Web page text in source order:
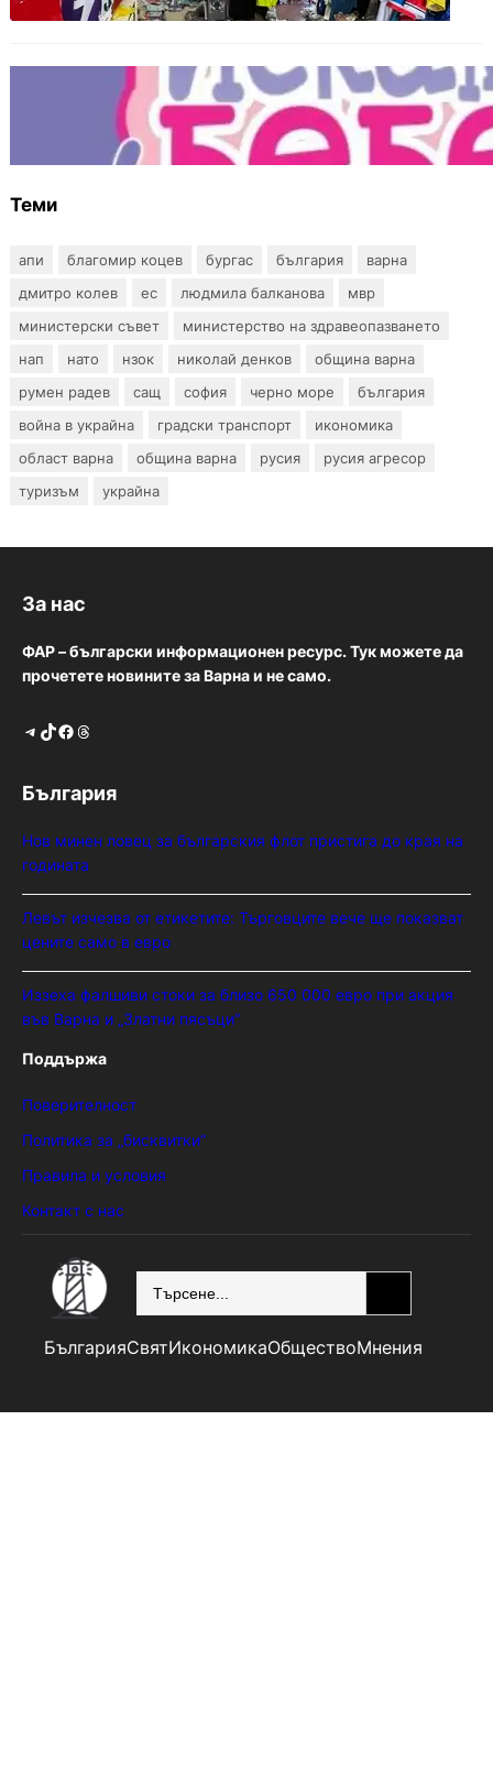
Инвитро подкрепата под въпрос? „Искам
бебе“ се обяви срещу прехвърлянето на
Центъра към НЗОК
Теми
апи благомир коцев бургас българия
варна
дмитро колев
ес людмила балканова
мвр
министерски съвет
министерство на здравеопазването
нап
нато нзок николай денков
община варна
румен радев
сащ софия черно море
българия
война в украйна
градски транспорт
икономика
област варна
община варна русия
русия агресор
туризъм
украйна
За нас
ФАР – български информационен ресурс. Тук можете да
прочетете новините за Варна и не само.
Telegram TikTok Facebook Threads
България
Нов минен ловец за българския флот пристига до края на
годината
Левът изчезва от етикетите: Търговците вече ще показват
цените само в евро
Иззеха фалшиви стоки за близо 650 000 евро при акция
във Варна и „Златни пясъци“
Поддържа
Поверителност
Политика за „бисквитки“
Правила и условия
Контакт с нас
БългарияСвятИкономикаОбществоМнения